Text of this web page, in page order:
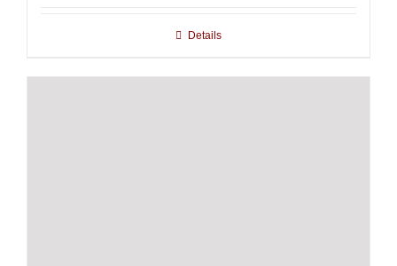
Details